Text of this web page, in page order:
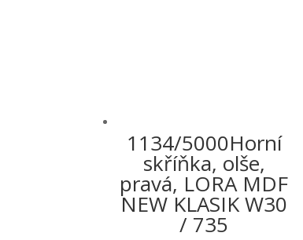
1134/5000Horní
skříňka, olše,
pravá, LORA MDF
NEW KLASIK W30
/ 735